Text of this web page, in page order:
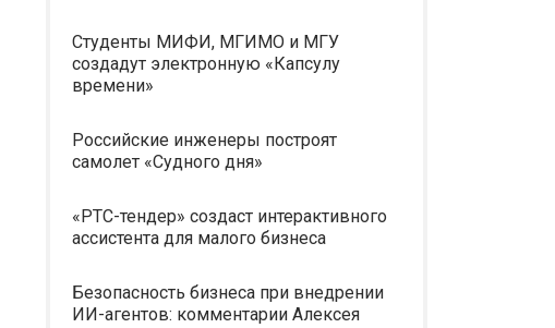
Студенты МИФИ, МГИМО и МГУ
создадут электронную «Капсулу
времени»
Российские инженеры построят
самолет «Судного дня»
«РТС-тендер» создаст интерактивного
ассистента для малого бизнеса
Безопасность бизнеса при внедрении
ИИ-агентов: комментарии Алексея